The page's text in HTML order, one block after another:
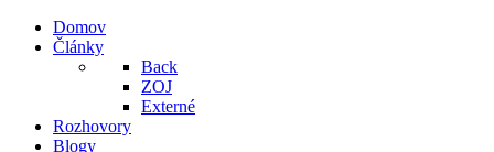
Domov
Články
Back
ZOJ
Externé
Rozhovory
Blogy